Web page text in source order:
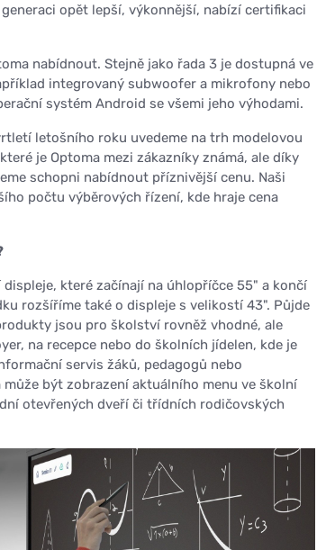
opět lepší, výkonnější, nabízí certifikaci
nabídnout. Stejně jako řada 3 je dostupná ve
integrovaný subwoofer a mikrofony nebo
systém Android se všemi jeho výhodami.
letošního roku uvedeme na trh modelovou
je Optoma mezi zákazníky známá, ale díky
schopni nabídnout příznivější cenu. Naši
počtu výběrových řízení, kde hraje cena
které začínají na úhlopříčce 55" a končí
rozšíříme také o displeje s velikostí 43". Půjde
jsou pro školství rovněž vhodné, ale
na recepce nebo do školních jídelen, kde je
servis žáků, pedagogů nebo
být zobrazení aktuálního menu ve školní
otevřených dveří či třídních rodičovských